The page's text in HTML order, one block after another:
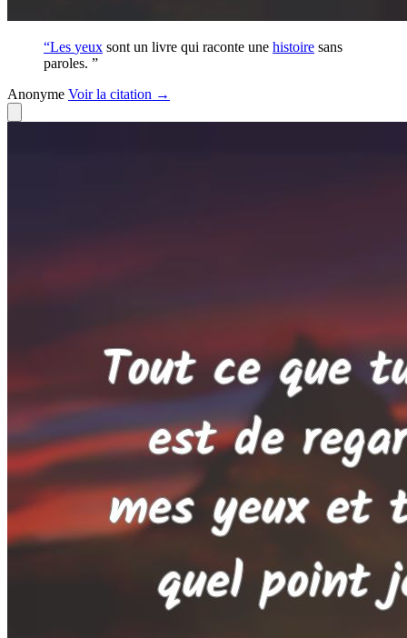
“Les yeux sont un livre qui raconte une histoire sans
paroles. ”
Anonyme Voirla citation →